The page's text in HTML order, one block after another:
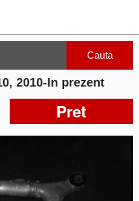
Cauta
2010-In prezent
Pret